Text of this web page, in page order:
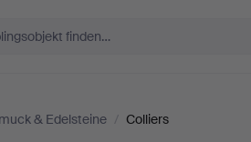
& Edelsteine / Colliers